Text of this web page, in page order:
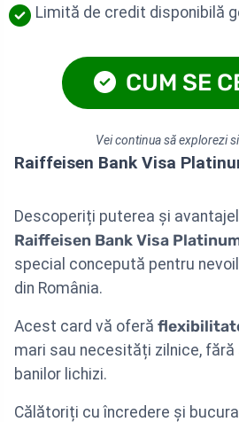
Limită de credit disponibilă
CUM SE
Vei continua să explorezi
Raiffeisen Bank Visa
Descoperiți puterea și
Raiffeisen Bank Visa
special concepută pentru
din România.
Acest card vă oferă
mari sau necesități zilnice,
banilor lichizi.
Călătoriți cu încredere și